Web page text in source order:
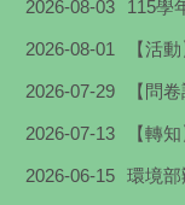
2026-08-03 115學
2026-08-01
2026-07-29
2026-07-13
2026-06-15